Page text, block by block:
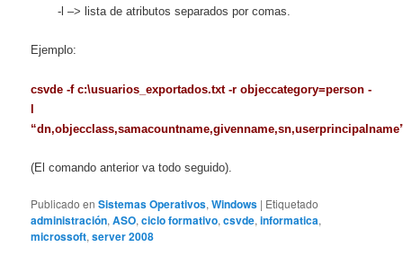
-l –> lista de atributos separados por comas.
Ejemplo:
csvde -f c:\usuarios_exportados.txt -r objeccategory=person -
l
(El comando anterior va todo seguido).
Publicado en Sistemas Operativos,Windows | Etiquetado
administración,ASO,ciclo formativo,csvde,informatica,
microssoft,server 2008